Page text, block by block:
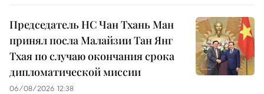
Председатель НС Чан Тхань Ман
принял посла Малайзии Тан Янг
Тхая по случаю окончания срока
дипломатической миссии
06/08/2026 12:38